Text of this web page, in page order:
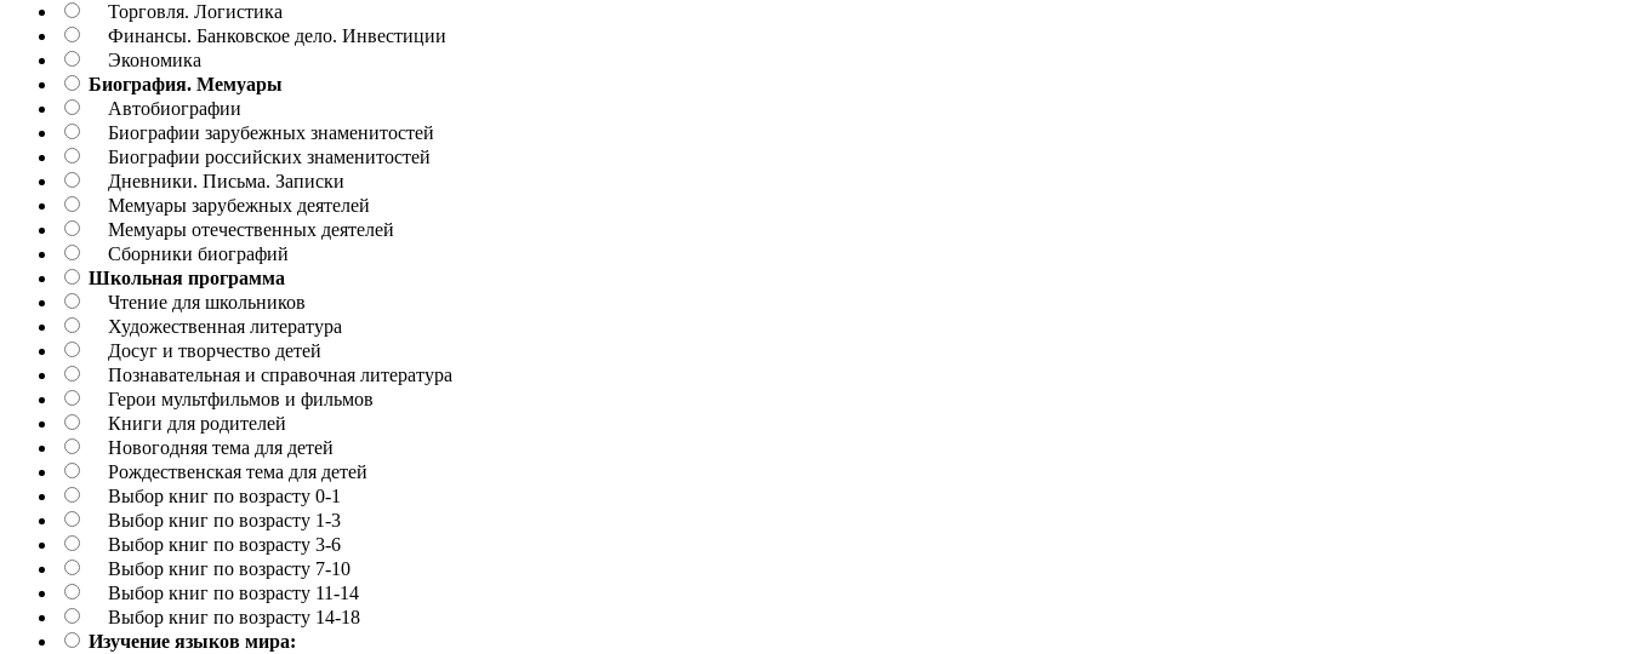
Торговля. Логистика
Финансы. Банковское дело. Инвестиции
Экономика
Биография. Мемуары
Автобиографии
Биографии зарубежных знаменитостей
Биографии российских знаменитостей
Дневники. Письма. Записки
Мемуары зарубежных деятелей
Мемуары отечественных деятелей
Сборники биографий
Школьная программа
Чтение для школьников
Художественная литература
Досуг и творчество детей
Познавательная и справочная литература
Герои мультфильмов и фильмов
Книги для родителей
Новогодняя тема для детей
Рождественская тема для детей
Выбор книг по возрасту 0-1
Выбор книг по возрасту 1-3
Выбор книг по возрасту 3-6
Выбор книг по возрасту 7-10
Выбор книг по возрасту 11-14
Выбор книг по возрасту 14-18
Изучение языков мира: